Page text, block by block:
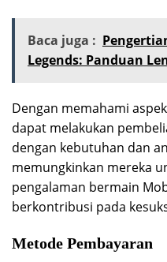
Baca juga :
Legends: Panduan
Dengan memahami
dapat melakukan
dengan kebutuhan dan
memungkinkan mereka
pengalaman bermain
berkontribusi pada
Metode Pembayaran